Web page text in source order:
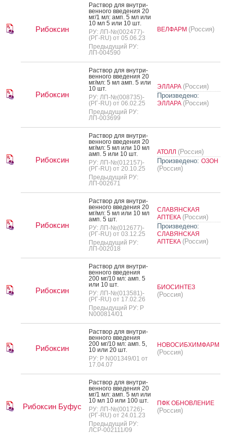
Рибоксин
Рас­твор для внут­ри­
вен­но­го вве­дения 20
мг/1 мл: амп. 5 мл или
10 мл 5 или 10 шт.
РУ: ЛП-№(002477)-
(РГ-RU) от 05.06.23
Предыдущий РУ:
ЛП-004590
ВЕЛФАРМ (Россия)
Рибоксин
Рас­твор для внут­ри­
вен­но­го вве­дения 20
мг/мл: 5 мл амп. 5 или
10 шт.
РУ: ЛП-№(008735)-
(РГ-RU) от 06.02.25
Предыдущий РУ:
ЛП-003699
ЭЛЛАРА (Россия)
Произведено:
ЭЛЛАРА (Россия)
Рибоксин
Рас­твор для внут­ри­
вен­но­го вве­дения 20
мг/мл: 5 мл или 10 мл
амп. 5 или 10 шт.
РУ: ЛП-№(012157)-
(РГ-RU) от 20.10.25
Предыдущий РУ:
ЛП-002671
АТОЛЛ (Россия)
Произведено: ОЗОН
(Россия)
Рибоксин
Рас­твор для внут­ри­
вен­но­го вве­дения 20
мг/мл: 5 мл или 10 мл
амп. 5 шт.
РУ: ЛП-№(012677)-
(РГ-RU) от 03.12.25
Предыдущий РУ:
ЛП-002018
СЛАВЯНСКАЯ
АПТЕКА (Россия)
Произведено:
СЛАВЯНСКАЯ
АПТЕКА (Россия)
Рибоксин
Рас­твор для внут­ри­
вен­но­го вве­дения
200 мг/10 мл: амп. 5
или 10 шт.
РУ: ЛП-№(013581)-
(РГ-RU) от 17.02.26
Предыдущий РУ: Р
N000814/01
БИОСИНТЕЗ
(Россия)
Рибоксин
Рас­твор для внут­ри­
вен­но­го вве­дения
200 мг/10 мл: амп. 5,
10 или 20 шт.
РУ: Р N001349/01 от
17.04.07
НОВОСИБХИМФАРМ
(Россия)
Рибоксин Буфус
Рас­твор для внут­ри­
вен­но­го вве­дения 20
мг/1 мл: амп. 5 мл или
10 мл 10 или 100 шт.
РУ: ЛП-№(001726)-
(РГ-RU) от 24.01.23
Предыдущий РУ:
ЛСР-002111/09
ПФК ОБНОВЛЕНИЕ
(Россия)